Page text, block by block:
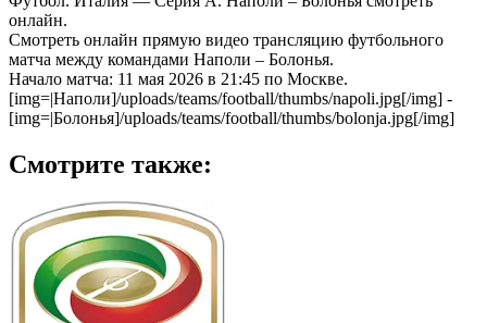
онлайн.
Смотреть онлайн прямую видео трансляцию футбольного
матча между командами Наполи – Болонья.
Начало матча: 11 мая 2026 в 21:45 по Москве.
[img=|Наполи]/uploads/teams/football/thumbs/napoli.jpg[/img] -
[img=|Болонья]/uploads/teams/football/thumbs/bolonja.jpg[/img]
Смотрите также: